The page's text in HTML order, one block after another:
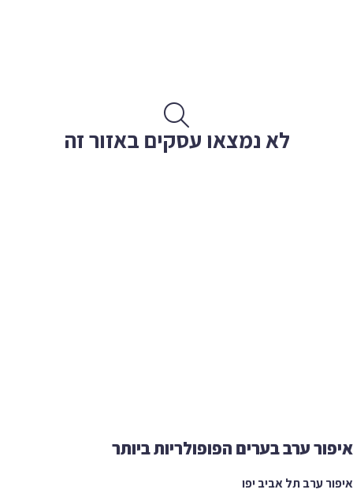
לא נמצאו עסקים באזור זה
איפור ערב בערים הפופולריות ביותר
איפור ערב תל אביב יפו